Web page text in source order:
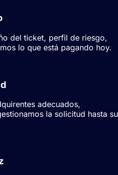
del ticket, perfil de riesgo,
lo que está pagando hoy.
adecuados,
la solicitud hasta su